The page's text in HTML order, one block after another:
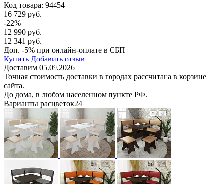
Код товара: 94454
16 729 руб.
-22%
12 990 руб.
12 341 руб.
Доп. -5% при онлайн-оплате в СБП
Купить Добавить отзыв
Доставим 05.09.2026
Точная стоимость доставки в городах рассчитана в корзине
сайта.
До дома, в любом населенном пункте РФ.
Варианты расцветок24